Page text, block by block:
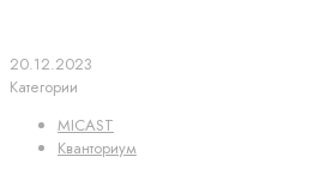
20.12.2023
Категории
MICAST
Кванториум